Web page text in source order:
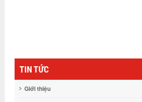
TIN TỨC
Giới thiệu